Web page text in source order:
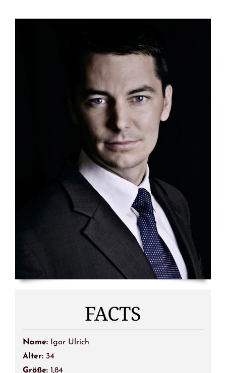
FACTS
Name:
Igor Ulrich
Alter: 34
Größe: 1,84